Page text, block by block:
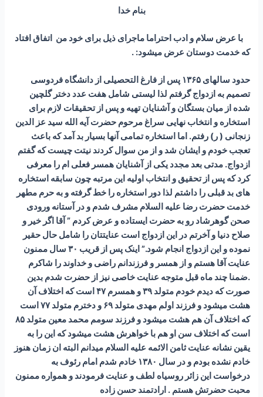
بنام خدا
با عرض سلام و ادب احتراما ماجرای ذیل برای خود من اتفاق افتاد
که خدمت دوستان عرض میشود: .
حدود سالهای ۱۳۶۵ پس از فارغ التحصیلی از دانشگاه فردوسی
تصمیم به ازدواج گرفتم لذا لیستی شامل هفت عدد دختر گلچین
شده از میان بستگان و آشنایان تهیه و پس از تحقیقات لازم برای
استخاره و انتخاب نهایی سراغ مرحوم حضرت آیه الله سید عز الدین
زنجانی ( ر) رفتم. اما استخاره تمامی آنها بسیار بد آمد که باعث
تعجب خودم و ایشان شد و از من سوال کردند نیتت چیست که گفتم
ازدواج. مدتی بعد مجدد یکی از آشنایان همسر فعلی ام را معرفی
کرد که پس از تحقیق و انتخاب اولیه این مرتبه چون سابقه استخاره
های بد قبلی را داشتم لذا دور استخاره را خط گرفته و به حرم مطهر
خدمت حضرت رضا علیه السلام مشرف شدم و در آستانه ورودی
صحن گوهرشاد رو به حضرت ایستاده و عرض کردم ” آقا اگر خیر و
صلاح دنیا و آخرتم در این ازدواج است عنایتتان را شامل حال حقیر
نموده و این ازدواج انجام شود.” اینک پس از قریب ۳۰ سال ممنون
عنایت آقا هستم و از همسر و فرزندانم راضی و خداوند را شاکرم
.ضمنا چند ماه قبل متوجه عنایت خاصی نیز از حضرت شدم بدین
صورت که دیدم خودم متولد ۳۹ و همسرم ۴۷ است که اختلاف آن
هشت میشود و فرزند اولم مهدی متولد ۶۹ و دخترم متولد ۷۷ است
که اختلاف آن هم هشت میشود و فرزند سومم محمد معین متولد ۸۵
است که اختلاف سن او هم با خواهرش هشت میشود که این را به
یقین نشانه عنایت ثامن الائمه علیه السلام میدانم البته ان زمان هنوز
خادم نشده بودم و در سال ۱۳۸۰ خادم شدم امام رئوف به
درخواست این زائر روسیاه لطف و عنایت فرمودند و همواره ممنون
محبت حضرتش هستم . ارادتمند حسن زاده